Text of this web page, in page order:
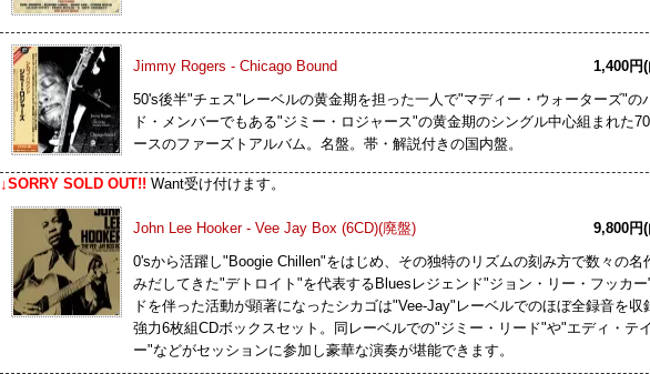
Jimmy Rogers - Chicago Bound
1,400円
50's後半"チェス"レーベルの黄金期を担った一人で"マディー・ウォーターズ"の
ド・メンバーでもある"ジミー・ロジャース"の黄金期のシングル中心組まれた
ースのファーズトアルバム。名盤。帯・解説付きの国内盤。
↓SORRY SOLD OUT!! Want受け付けます。
John Lee Hooker - Vee Jay Box (6CD)(廃盤)
9,800円
0'sから活躍し"Boogie Chillen"をはじめ、その独特のリズムの刻み方で数々の名
みだしてきた"デトロイト"を代表するBluesレジェンド"ジョン・リー・フッカ
ドを伴った活動が顕著になったシカゴは"Vee-Jay"レーベルでのほぼ全録音を収
強力6枚組CDボックスセット。同レーベルでの"ジミー・リード"や"エディ・テ
ー"などがセッションに参加し豪華な演奏が堪能できます。